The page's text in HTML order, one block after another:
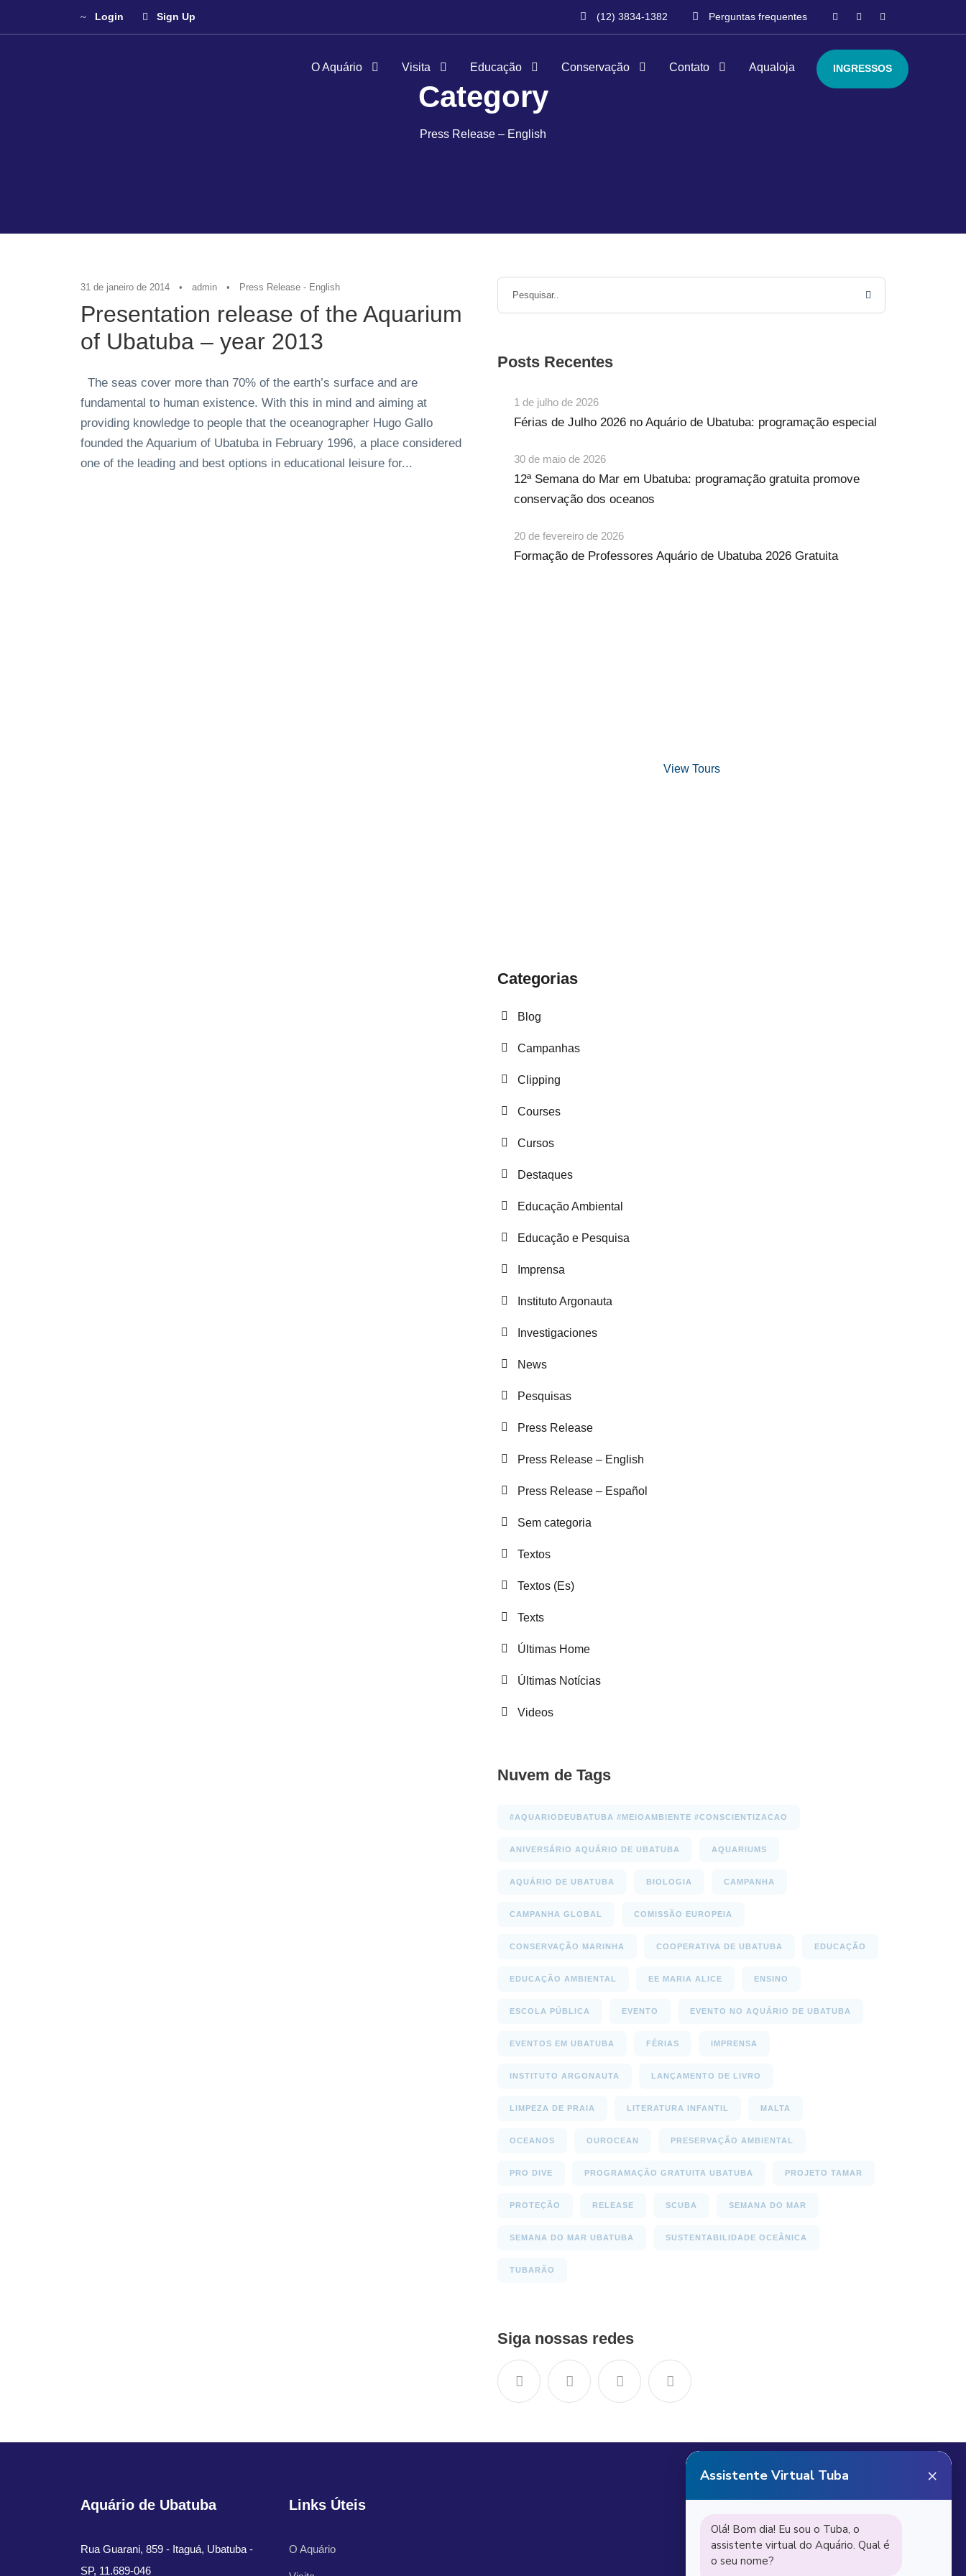
Login Sign Up (12) 3834-1382 Perguntas frequentes
O Aquário Visita Educação Conservação Contato Aqualoja INGRESSOS
Category
Press Release – English
31 de janeiro de 2014 • admin • Press Release - English
Presentation release of the Aquarium
of Ubatuba – year 2013
The seas cover more than 70% of the earth’s surface and are
fundamental to human existence. With this in mind and aiming at
providing knowledge to people that the oceanographer Hugo Gallo
founded the Aquarium of Ubatuba in February 1996, a place considered
one of the leading and best options in educational leisure for...
Posts Recentes
1 de julho de 2026
Férias de Julho 2026 no Aquário de Ubatuba: programação especial
30 de maio de 2026
12ª Semana do Mar em Ubatuba: programação gratuita promove
conservação dos oceanos
20 de fevereiro de 2026
Formação de Professores Aquário de Ubatuba 2026 Gratuita
View Tours
Categorias
Blog
Campanhas
Clipping
Courses
Cursos
Destaques
Educação Ambiental
Educação e Pesquisa
Imprensa
Instituto Argonauta
Investigaciones
News
Pesquisas
Press Release
Press Release – English
Press Release – Español
Sem categoria
Textos
Textos (Es)
Texts
Últimas Home
Últimas Notícias
Videos
Nuvem de Tags
#AQUARIODEUBATUBA #MEIOAMBIENTE #CONSCIENTIZACAO
ANIVERSÁRIO AQUÁRIO DE UBATUBA AQUARIUMS
AQUÁRIO DE UBATUBA BIOLOGIA CAMPANHA
CAMPANHA GLOBAL COMISSÃO EUROPEIA
CONSERVAÇÃO MARINHA COOPERATIVA DE UBATUBA EDUCAÇÃO
EDUCAÇÃO AMBIENTAL EE MARIA ALICE ENSINO
ESCOLA PÚBLICA EVENTO EVENTO NO AQUÁRIO DE UBATUBA
EVENTOS EM UBATUBA FÉRIAS IMPRENSA
INSTITUTO ARGONAUTA LANÇAMENTO DE LIVRO
LIMPEZA DE PRAIA LITERATURA INFANTIL MALTA
OCEANOS OUROCEAN PRESERVAÇÃO AMBIENTAL
PRO DIVE PROGRAMAÇÃO GRATUITA UBATUBA PROJETO TAMAR
PROTEÇÃO RELEASE SCUBA SEMANA DO MAR
SEMANA DO MAR UBATUBA SUSTENTABILIDADE OCEÂNICA
TUBARÃO
Siga nossas redes
Aquário de Ubatuba
Rua Guarani, 859 - Itaguá, Ubatuba -
SP, 11.689-046
Links Úteis
O Aquário
Receba notícias do
Aquário